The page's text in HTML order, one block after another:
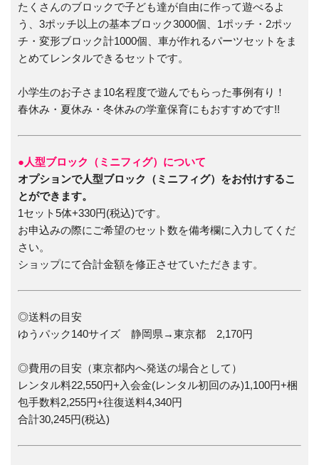
たくさんのブロックで子ども達が自由に作って遊べるよ
う、3ポッチ以上の基本ブロック3000個、1ポッチ・2ポッ
チ・変形ブロック計1000個、車が作れるパーツセットをま
とめてレンタルできるセットです。
小学生のお子さま10名程度で遊んでもらった事例有り！
春休み・夏休み・冬休みの学童保育にもおすすめです!!
●人型ブロック（ミニフィグ）について
オプションで人型ブロック（ミニフィグ）をお付けするこ
とができます。
1セット5体+330円(税込)です。
お申込みの際にご希望のセット数を備考欄に入力してくだ
さい。
ショップにて合計金額を修正させていただきます。
◎送料の目安
ゆうパック140サイズ 静岡県→東京都 2,170円
◎費用の目安（東京都内へ発送の場合として）
レンタル料22,550円+入会金(レンタル初回のみ)1,100円+梱
包手数料2,255円+往復送料4,340円
合計30,245円(税込)